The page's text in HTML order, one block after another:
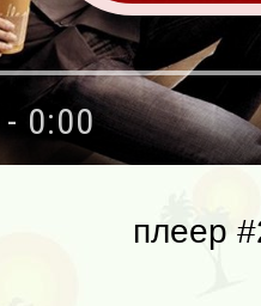
- 0:00
плеер